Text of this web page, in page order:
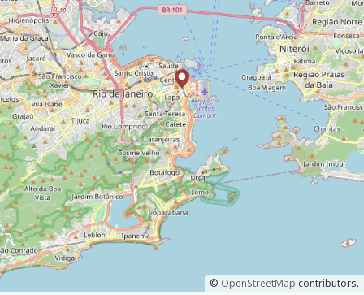
© OpenStreetMap contributors.